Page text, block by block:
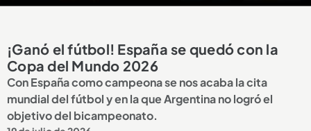
¡Ganó el fútbol! España se quedó con la
Copa del Mundo 2026
Con España como campeona se nos acaba la cita
mundial del fútbol y en la que Argentina no logró el
objetivo del bicampeonato.